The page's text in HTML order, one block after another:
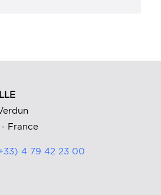
France
4 79 42 23 00